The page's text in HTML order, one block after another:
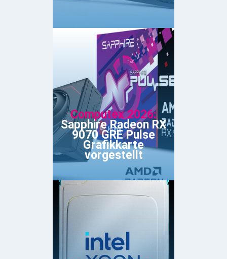
Computex 2026:
Sapphire Radeon RX
9070 GRE Pulse
Grafikkarte
vorgestellt